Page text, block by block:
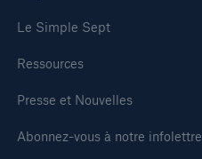
Le Simple Sept
Ressources
Presse et Nouvelles
Abonnez-vous à notre infolettre